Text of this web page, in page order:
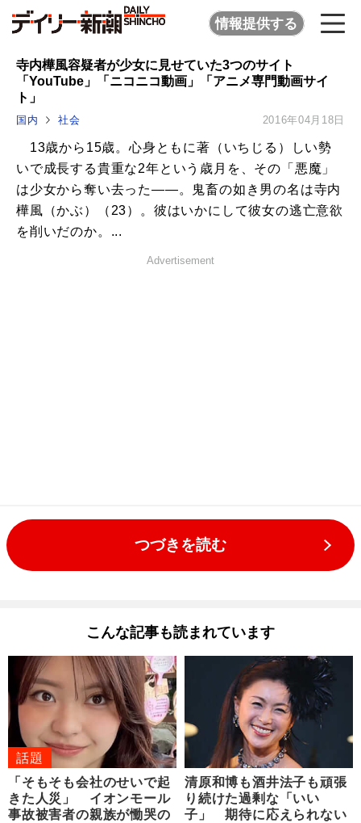
情報提供する
寺内樺風容疑者が少女に見せていた3つのサイト
「YouTube」「ニコニコ動画」「アニメ専門動画サイ
ト」
国内 社会 2016年04月18日
13歳から15歳。心身ともに著（いちじる）しい勢
いで成長する貴重な2年という歳月を、その「悪魔」
は少女から奪い去った――。鬼畜の如き男の名は寺内
樺風（かぶ）（23）。彼はいかにして彼女の逃亡意欲
を削いだのか。...
Advertisement
つづきを読む
こんな記事も読まれています
話題
「そもそも会社のせいで起
きた人災」 イオンモール
事故被害者の親族が慟哭の
清原和博も酒井法子も頑張
り続けた過剰な「いい
子」 期待に応えられない